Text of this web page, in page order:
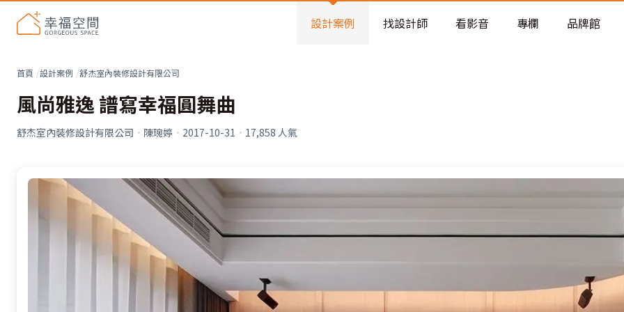
看不見的居家風險和翻新關鍵
老屋預算分配與高 CP 值煥新術
設計案例 找設計師 看影音 專欄 品牌館
首頁 設計案例 舒杰室內裝修設計有限公司
風尚雅逸 譜寫幸福圓舞曲
舒杰室內裝修設計有限公司 · 陳琬婷 · 2017-10-31 · 17,858 人氣